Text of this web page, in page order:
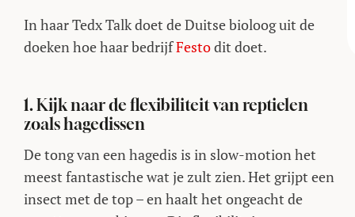
In haar Tedx Talk doet de Duitse bioloog uit de
doeken hoe haar bedrijfFestodit doet.
1. Kijk naar de flexibiliteit van reptielen
zoals hagedissen
De tong van een hagedis is in slow-motion het
meest fantastische wat je zult zien. Het grijpt een
insect met de top – en haalt het ongeacht de